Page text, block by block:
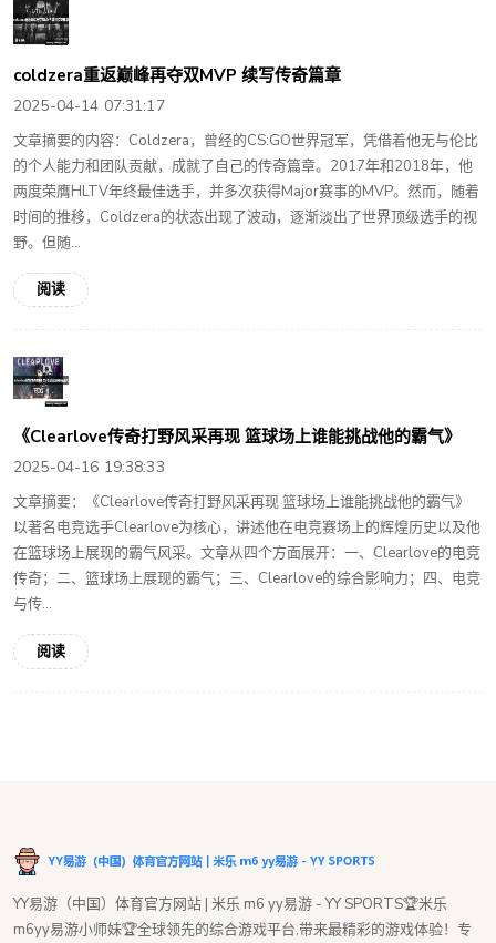
coldzera重返巅峰再夺双MVP 续写传奇篇章
2025-04-14 07:31:17
文章摘要的内容：Coldzera，曾经的CS:GO世界冠军，凭借着他无与伦比
的个人能力和团队贡献，成就了自己的传奇篇章。2017年和2018年，他
两度荣膺HLTV年终最佳选手，并多次获得Major赛事的MVP。然而，随着
时间的推移，Coldzera的状态出现了波动，逐渐淡出了世界顶级选手的视
野。但随...
阅读
《Clearlove传奇打野风采再现 篮球场上谁能挑战他的霸气》
2025-04-16 19:38:33
文章摘要：《Clearlove传奇打野风采再现 篮球场上谁能挑战他的霸气》
以著名电竞选手Clearlove为核心，讲述他在电竞赛场上的辉煌历史以及他
在篮球场上展现的霸气风采。文章从四个方面展开：一、Clearlove的电竞
传奇；二、篮球场上展现的霸气；三、Clearlove的综合影响力；四、电竞
与传...
阅读
YY易游（中国）体育官方网站 | 米乐 m6 yy易游 - YY SPORTS🏆米乐
m6yy易游小师妹🏆全球领先的综合游戏平台,带来最精彩的游戏体验！专